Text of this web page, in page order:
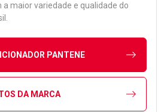
a maior variedade e qualidade do
PANTENE
DA MARCA